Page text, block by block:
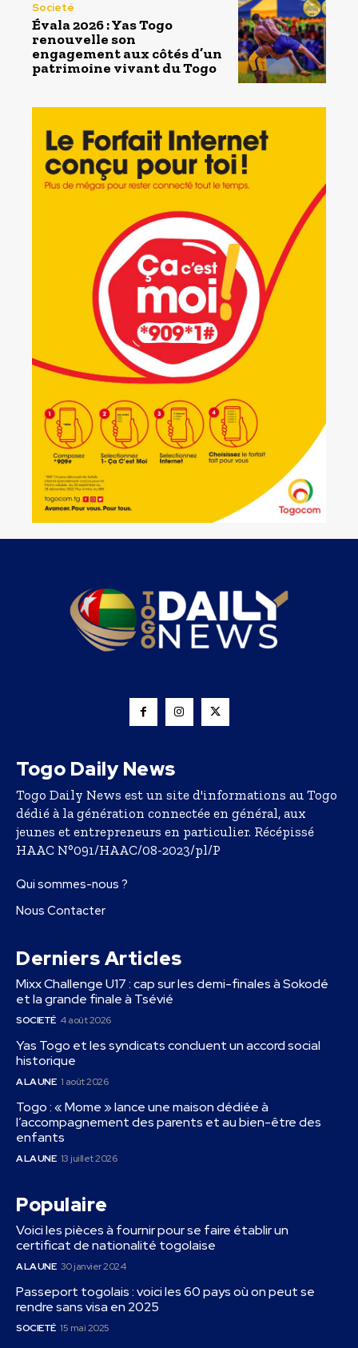
Societé
Évala 2026 : Yas Togo
renouvelle son
engagement aux côtés d’un
patrimoine vivant du Togo
Togo Daily News
Togo Daily News est un site d'informations au Togo
dédié à la génération connectée en général, aux
jeunes et entrepreneurs en particulier. Récépissé
HAAC N°091/HAAC/08-2023/pl/P
Qui sommes-nous ?
Nous Contacter
Derniers Articles
Mixx Challenge U17 : cap sur les demi-finales à Sokodé
et la grande finale à Tsévié
SOCIETÉ 4 août 2026
Yas Togo et les syndicats concluent un accord social
historique
A LA UNE 1 août 2026
Togo : « Mome » lance une maison dédiée à
l’accompagnement des parents et au bien-être des
enfants
A LA UNE 13 juillet 2026
Populaire
Voici les pièces à fournir pour se faire établir un
certificat de nationalité togolaise
A LA UNE 30 janvier 2024
Passeport togolais : voici les 60 pays où on peut se
rendre sans visa en 2025
SOCIETÉ 15 mai 2025